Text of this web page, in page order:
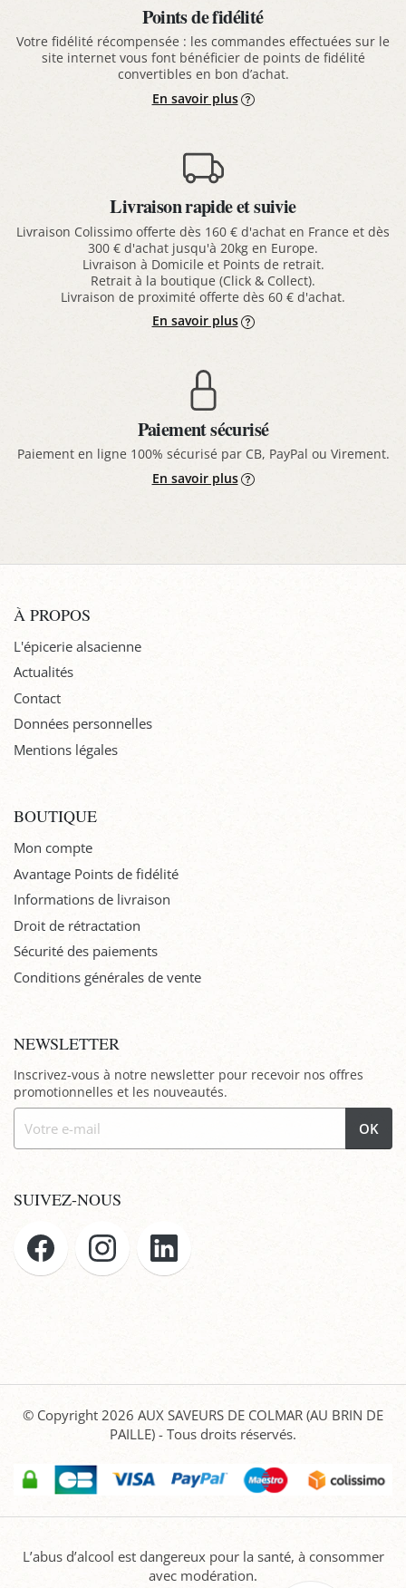
Points de fidélité
Votre fidélité récompensée : les commandes effectuées sur le
site internet vous font bénéficier de points de fidélité
convertibles en bon d’achat.
En savoir plus
Livraison rapide et suivie
Livraison Colissimo offerte dès 160 € d'achat en France et dès
300 € d'achat jusqu'à 20kg en Europe.
Livraison à Domicile et Points de retrait.
Retrait à la boutique (Click & Collect).
Livraison de proximité offerte dès 60 € d'achat.
En savoir plus
Paiement sécurisé
Paiement en ligne 100% sécurisé par CB, PayPal ou Virement.
En savoir plus
À PROPOS
L'épicerie alsacienne
Actualités
Contact
Données personnelles
Mentions légales
BOUTIQUE
Mon compte
Avantage Points de fidélité
Informations de livraison
Droit de rétractation
Sécurité des paiements
Conditions générales de vente
NEWSLETTER
Inscrivez-vous à notre newsletter pour recevoir nos offres
promotionnelles et les nouveautés.
OK
SUIVEZ-NOUS
© Copyright 2026 AUX SAVEURS DE COLMAR (AU BRIN DE
PAILLE) - Tous droits réservés.
L’abus d’alcool est dangereux pour la santé, à consommer
avec modération.